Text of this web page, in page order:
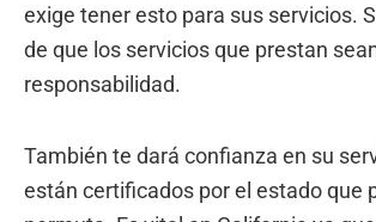
exige tener esto para sus servicios.
de que los servicios que prestan
responsabilidad.
También te dará confianza en su
están certificados por el estado que